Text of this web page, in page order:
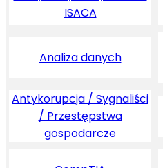
ISACA
Analiza danych
Antykorupcja / Sygnaliści
/ Przestępstwa
gospodarcze